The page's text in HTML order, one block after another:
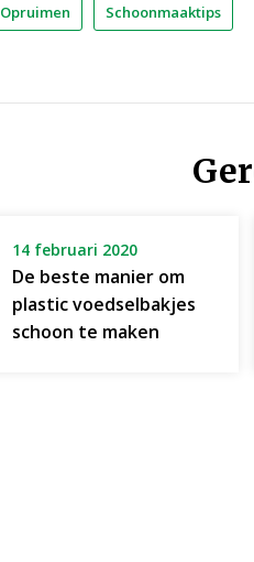
Opruimen Schoonmaaktips
14 februari 2020
De beste manier om
plastic voedselbakjes
schoon te maken